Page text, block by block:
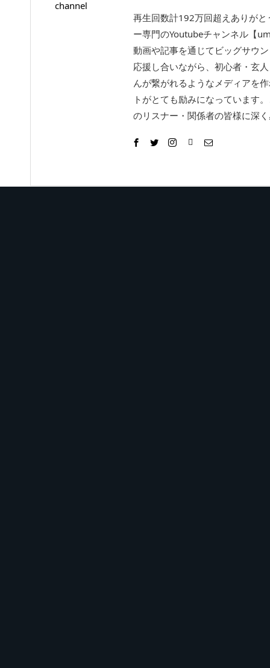
再生回数計192万回超えありが
ー専門のYoutubeチャンネル【
動画や記事を通じてビッグサウ
応援し合いながら、初心者・玄
んが繋がれるようなメディアを
トがとても励みになっています
のリスナー・関係者の皆様に深